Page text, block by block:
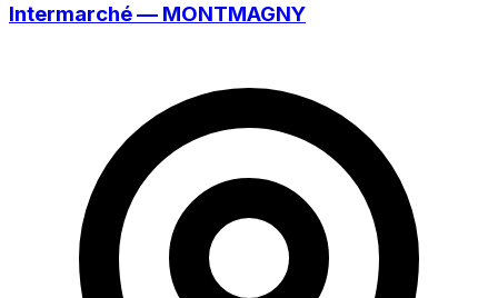
Intermarché — MONTMAGNY